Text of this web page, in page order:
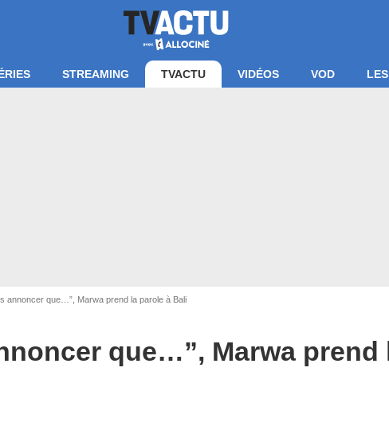
STREAMING TVACTU VIDÉOS VOD
annoncer que…”, Marwa prend la parole à Bali
que…”, Marwa prend